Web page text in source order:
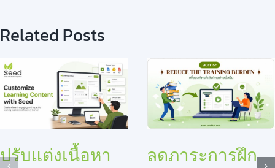
Related Posts
ปรับแต่งเนื้อหา
ลดภาระการฝึก